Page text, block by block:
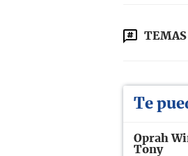
TEMAS
Te
Oprah
Tony